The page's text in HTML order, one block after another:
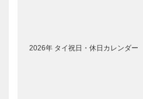
2026年 タイ祝日・休日カレンダー